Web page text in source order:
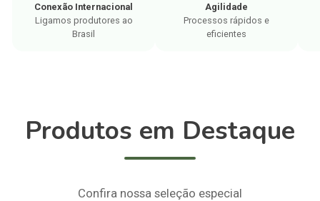
Conexão Internacional
Ligamos produtores ao
Brasil
Agilidade
Processos rápidos e
eficientes
Produtos em Destaque
Confira nossa seleção especial